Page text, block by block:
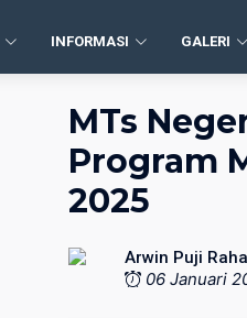
INFORMASI GALERI
MTs
Program
2025
Arwin Puji
06 Januari